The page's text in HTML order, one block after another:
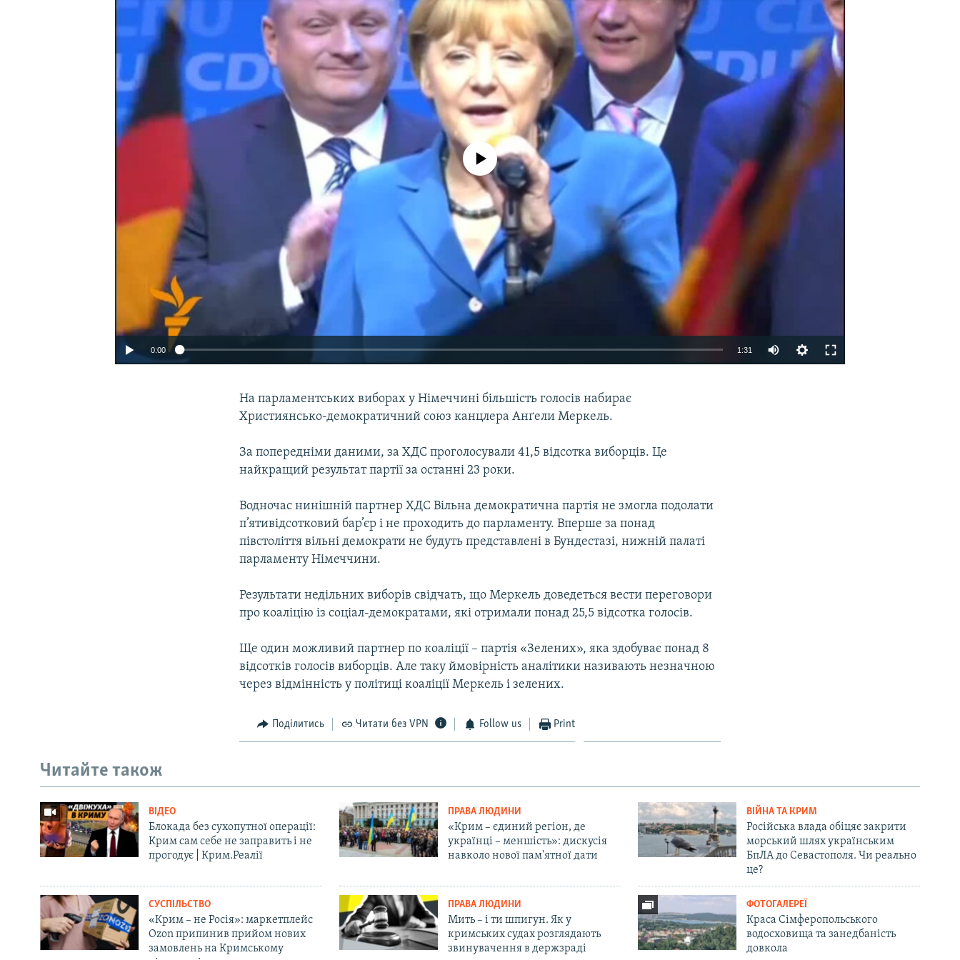
УКРАЇНСЬКА ПРОБЛЕМА КРИМУ
No media source currently available
0:00 1:31
На парламентських виборах у Німеччині більшість голосів набирає
Християнсько-демократичний союз канцлера Анґели Меркель.
За попередніми даними, за ХДС проголосували 41,5 відсотка виборців. Це
найкращий результат партії за останні 23 роки.
Водночас нинішній партнер ХДС Вільна демократична партія не змогла подолати
п’ятивідсотковий бар’єр і не проходить до парламенту. Вперше за понад
півстоліття вільні демократи не будуть представлені в Бундестазі, нижній палаті
парламенту Німеччини.
Результати недільних виборів свідчать, що Меркель доведеться вести переговори
про коаліцію із соціал-демократами, які отримали понад 25,5 відсотка голосів.
Ще один можливий партнер по коаліції – партія «Зелених», яка здобуває понад 8
відсотків голосів виборців. Але таку ймовірність аналітики називають незначною
через відмінність у політиці коаліції Меркель і зелених.
Поділитись Читати без VPN Follow us Print
Читайте також
ВІДЕО
Блокада без сухопутної операції:
Крим сам себе не заправить і не
прогодує | Крим.Реалії
ПРАВА ЛЮДИНИ
«Крим – єдиний регіон, де
українці – меншість»: дискусія
навколо нової пам'ятної дати
ВІЙНА ТА КРИМ
Російська влада обіцяє закрити
морський шлях українським
БпЛА до Севастополя. Чи реально
це?
СУСПІЛЬСТВО
«Крим – не Росія»: маркетплейс
Ozon припинив прийом нових
замовлень на Кримському
ПРАВА ЛЮДИНИ
Мить – і ти шпигун. Як у
кримських судах розглядають
звинувачення в держзраді
ФОТОГАЛЕРЕЇ
Краса Сімферопольського
водосховища та занедбаність
довкола